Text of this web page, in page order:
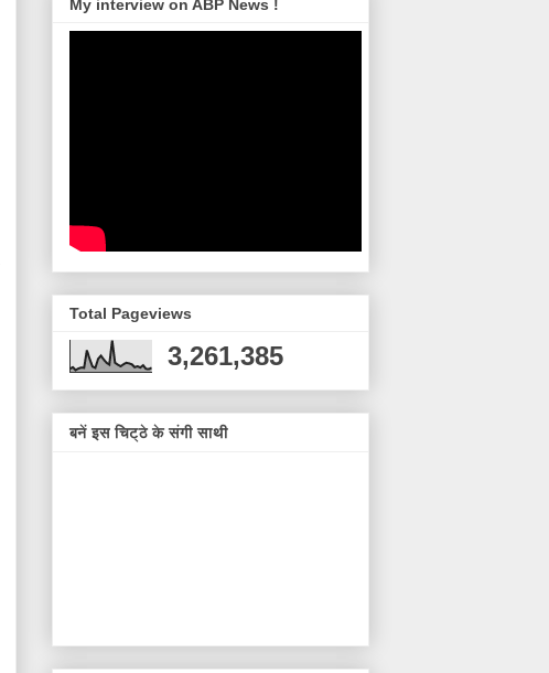
My interview on ABP News !
Total Pageviews
3,261,385
बनें इस चिट्ठे के संगी साथी